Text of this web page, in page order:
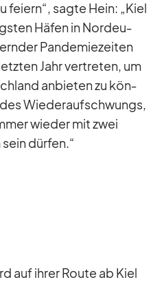
fei­ern“, sagte Hein: „Kiel
Hä­fen in Nord­eu­
Pan­de­mie­zei­ten
Jahr ver­tre­ten, um
an­bie­ten zu kön­
Wie­der­auf­schwungs,
wie­der mit zwei
dür­fen.“
auf ih­rer Route ab Kiel